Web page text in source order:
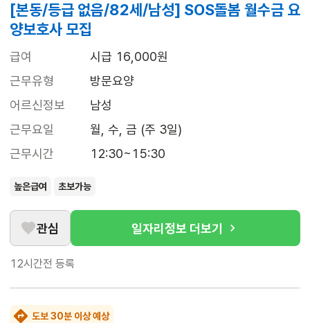
[본동/등급 없음/82세/남성] SOS돌봄 월수금 요
양보호사 모집
급여
시급 16,000원
근무유형
방문요양
어르신정보
남성
근무요일
월, 수, 금 (주 3일)
근무시간
12:30~15:30
높은급여 초보가능
관심 일자리정보 더보기
12시간전 등록
도보 30분 이상 예상